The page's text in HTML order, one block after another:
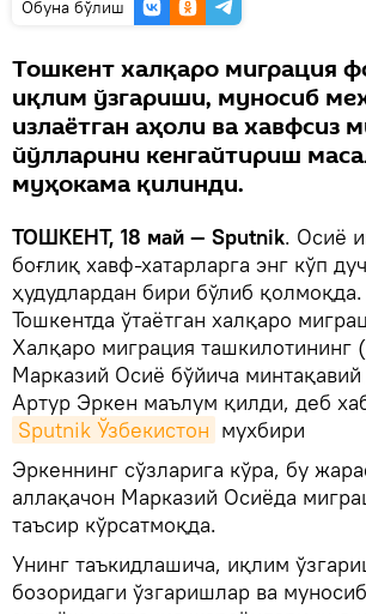
Oбуна бўлиш
Тошкент халқаро миграция
иқлим ўзгариши, муносиб
излаётган аҳоли ва хавфсиз
йўлларини кенгайтириш
муҳокама қилинди.
ТОШКЕНТ, 18 май — Sputnik. Осиё
боғлиқ хавф-хатарларга энг кўп
ҳудудлардан бири бўлиб
Тошкентда ўтаётган халқаро
Халқаро миграция ташкилотининг
Марказий Осиё бўйича минтақавий
Артур Эркен маълум қилди, деб
Sputnik Ўзбекистон мухбири
Эркеннинг сўзларига кўра, бу
аллақачон Марказий Осиёда
таъсир кўрсатмоқда.
Унинг таъкидлашича, иқлим
бозоридаги ўзгаришлар ва